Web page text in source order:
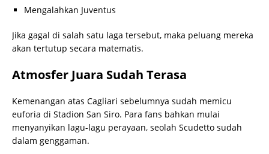
Mengalahkan Juventus
Jika gagal di salah satu laga tersebut, maka peluang mereka
akan tertutup secara matematis.
Atmosfer Juara Sudah Terasa
Kemenangan atas Cagliari sebelumnya sudah memicu
euforia di Stadion San Siro. Para fans bahkan mulai
menyanyikan lagu-lagu perayaan, seolah Scudetto sudah
dalam genggaman.